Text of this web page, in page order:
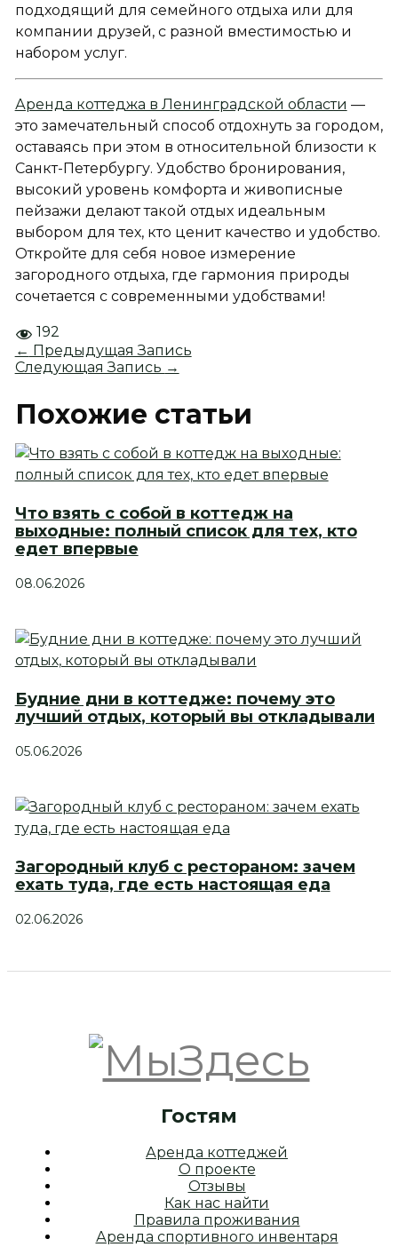
подходящий для семейного отдыха или для
компании друзей, с разной вместимостью и
набором услуг.
Аренда коттеджа в Ленинградской области —
это замечательный способ отдохнуть за городом,
оставаясь при этом в относительной близости к
Санкт-Петербургу. Удобство бронирования,
высокий уровень комфорта и живописные
пейзажи делают такой отдых идеальным
выбором для тех, кто ценит качество и удобство.
Откройте для себя новое измерение
загородного отдыха, где гармония природы
сочетается с современными удобствами!
192
← Предыдущая Запись
Следующая Запись →
Похожие статьи
Что взять с собой в коттедж на
выходные: полный список для тех, кто
едет впервые
08.06.2026
Будние дни в коттедже: почему это
лучший отдых, который вы откладывали
05.06.2026
Загородный клуб с рестораном: зачем
ехать туда, где есть настоящая еда
02.06.2026
Гостям
Аренда коттеджей
О проекте
Отзывы
Как нас найти
Правила проживания
Аренда спортивного инвентаря